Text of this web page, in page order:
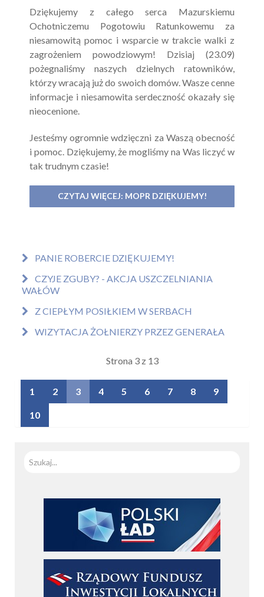
Dziękujemy z całego serca Mazurskiemu
Ochotniczemu Pogotowiu Ratunkowemu za
niesamowitą pomoc i wsparcie w trakcie walki z
zagrożeniem powodziowym! Dzisiaj (23.09)
pożegnaliśmy naszych dzielnych ratowników,
którzy wracają już do swoich domów. Wasze cenne
informacje i niesamowita serdeczność okazały się
nieocenione.
Jesteśmy ogromnie wdzięczni za Waszą obecność
i pomoc. Dziękujemy, że mogliśmy na Was liczyć w
tak trudnym czasie!
CZYTAJ WIĘCEJ: MOPR DZIĘKUJEMY!
PANIE ROBERCIE DZIĘKUJEMY!
CZYJE ZGUBY? - AKCJA USZCZELNIANIA
WAŁÓW
Z CIEPŁYM POSIŁKIEM W SERBACH
WIZYTACJA ŻOŁNIERZY PRZEZ GENERAŁA
Strona 3 z 13
1 2 3 4 5 6 7 8 9
10